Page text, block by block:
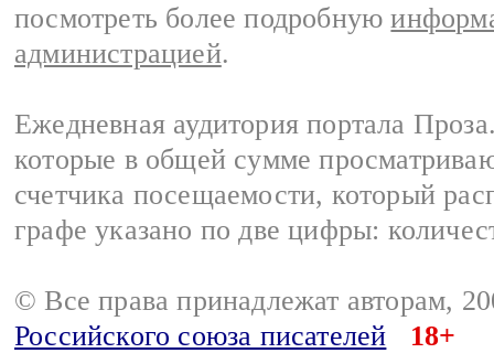
посмотреть более подробную
администрацией.
Ежедневная аудитория портала
которые в общей сумме
счетчика посещаемости, который
графе указано по две цифры:
© Все права принадлежат авторам,
Российского союза писателей
18+